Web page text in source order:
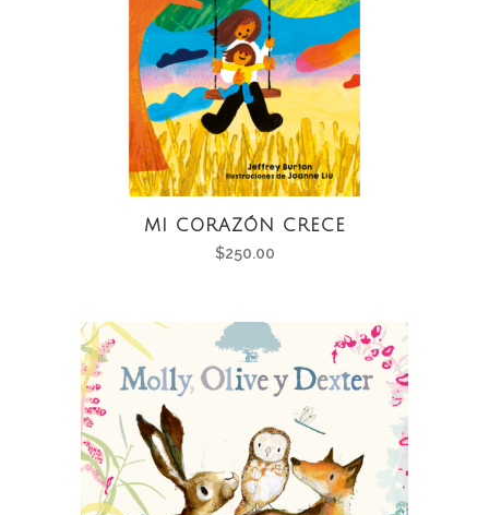
MI CORAZÓN CRECE
$250.00